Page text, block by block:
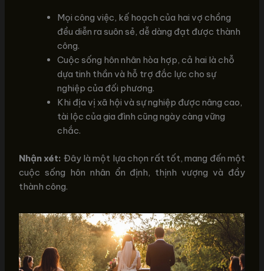
Mọi công việc, kế hoạch của hai vợ chồng
đều diễn ra suôn sẻ, dễ dàng đạt được thành
công.
Cuộc sống hôn nhân hòa hợp, cả hai là chỗ
dựa tinh thần và hỗ trợ đắc lực cho sự
nghiệp của đối phương.
Khi địa vị xã hội và sự nghiệp được nâng cao,
tài lộc của gia đình cũng ngày càng vững
chắc.
Nhận xét: Đây là một lựa chọn rất tốt, mang đến một
cuộc sống hôn nhân ổn định, thịnh vượng và đầy
thành công.